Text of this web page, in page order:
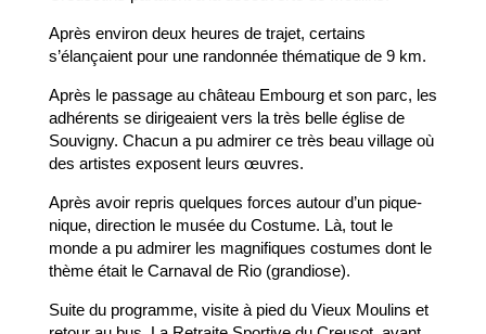
Après environ deux heures de trajet, certains
s’élançaient pour une randonnée thématique de 9 km.
Après le passage au château Embourg et son parc, les
adhérents se dirigeaient vers la très belle église de
Souvigny. Chacun a pu admirer ce très beau village où
des artistes exposent leurs œuvres.
Après avoir repris quelques forces autour d’un pique-
nique, direction le musée du Costume. Là, tout le
monde a pu admirer les magnifiques costumes dont le
thème était le Carnaval de Rio (grandiose).
Suite du programme, visite à pied du Vieux Moulins et